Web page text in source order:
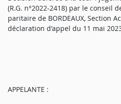
(R.G. n°2022-2418) par le conseil
paritaire de BORDEAUX, Section
déclaration d'appel du 11 mai
APPELANTE :